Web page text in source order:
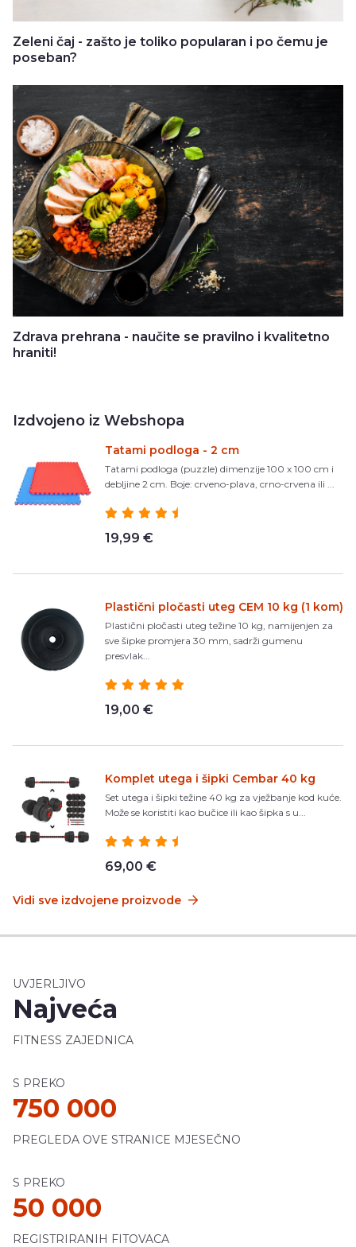
Zeleni čaj - zašto je toliko popularan i po čemu je
poseban?
Zdrava prehrana - naučite se pravilno i kvalitetno
hraniti!
Izdvojeno iz Webshopa
Tatami podloga - 2 cm
Tatami podloga (puzzle) dimenzije 100 x 100 cm i
debljine 2 cm. Boje: crveno-plava, crno-crvena ili ...
19,99 €
Plastični pločasti uteg CEM 10 kg (1 kom)
Plastični pločasti uteg težine 10 kg, namijenjen za
sve šipke promjera 30 mm, sadrži gumenu
presvlak...
19,00 €
Komplet utega i šipki Cembar 40 kg
Set utega i šipki težine 40 kg za vježbanje kod kuće.
Može se koristiti kao bučice ili kao šipka s u...
69,00 €
Vidi sve izdvojene proizvode
UVJERLJIVO
Najveća
FITNESS ZAJEDNICA
S PREKO
750 000
PREGLEDA OVE STRANICE MJESEČNO
S PREKO
50 000
REGISTRIRANIH FITOVACA